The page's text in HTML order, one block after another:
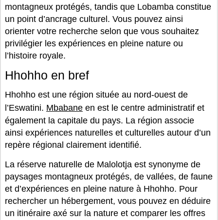
montagneux protégés, tandis que Lobamba constitue
un point d’ancrage culturel. Vous pouvez ainsi
orienter votre recherche selon que vous souhaitez
privilégier les expériences en pleine nature ou
l’histoire royale.
Hhohho en bref
Hhohho est une région située au nord-ouest de
l’Eswatini. Mbabane en est le centre administratif et
également la capitale du pays. La région associe
ainsi expériences naturelles et culturelles autour d’un
repère régional clairement identifié.
La réserve naturelle de Malolotja est synonyme de
paysages montagneux protégés, de vallées, de faune
et d’expériences en pleine nature à Hhohho. Pour
rechercher un hébergement, vous pouvez en déduire
un itinéraire axé sur la nature et comparer les offres